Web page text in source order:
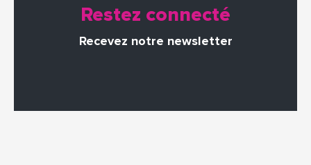
Restez connecté
Recevez notre newsletter